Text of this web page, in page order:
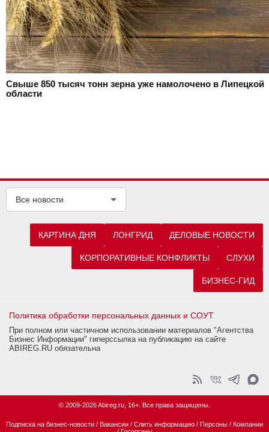
Свыше 850 тысяч тонн зерна уже намолочено в Липецкой
области
Все новости
КАРТИНА ДНЯ ЛОНГРИД ДЕЛОВЫЕ НОВОСТИ
КОРПОРАТИВНЫЕ КОНФЛИКТЫ СЛУХИ
БИЗНЕС-ГИД
Политика обработки персональных данных и СОУТ
При полном или частичном использовании материалов "Агентства
Бизнес Информации" гиперссылка на публикацию на сайте
ABIREG.RU обязательна
© 2009-2026 Abireg.ru, 16+. Все права защищены.
Подписка на бизнес-новости / Вакансии / Слить информацию / Персоны / Компании